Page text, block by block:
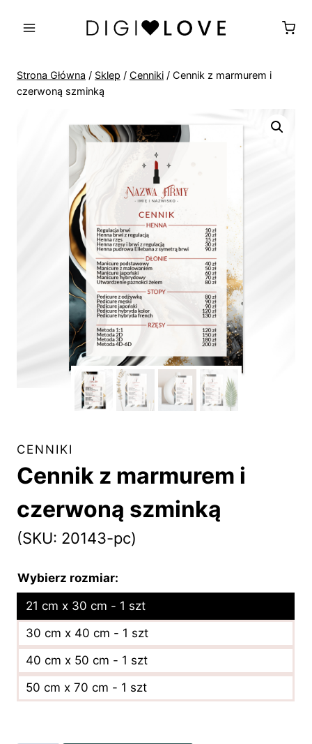
Strona Główna / Sklep / Cenniki / Cennik z marmurem i
czerwoną szminką
CENNIKI
Cennik z marmurem i
czerwoną szminką
(SKU: 20143-pc)
Wybierz rozmiar:
21 cm x 30 cm - 1 szt
30 cm x 40 cm - 1 szt
40 cm x 50 cm - 1 szt
50 cm x 70 cm - 1 szt